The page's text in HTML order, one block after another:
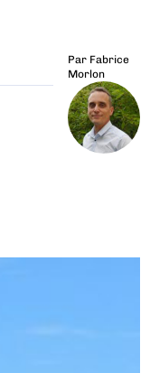
Par Fabrice
Morlon